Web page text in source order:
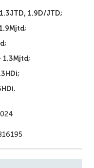
1.9D/JTD;
1.3Mjtd;